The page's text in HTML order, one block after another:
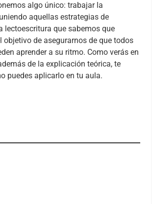
algo único: trabajar la
aquellas estrategias de
lectoescritura que sabemos que
objetivo de asegurarnos de que todos
aprender a su ritmo. Como verás en
de la explicación teórica, te
puedes aplicarlo en tu aula.